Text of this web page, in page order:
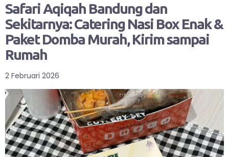
Safari Aqiqah Bandung dan
Sekitarnya: Catering Nasi Box Enak &
Paket Domba Murah, Kirim sampai
Rumah
2 Februari 2026